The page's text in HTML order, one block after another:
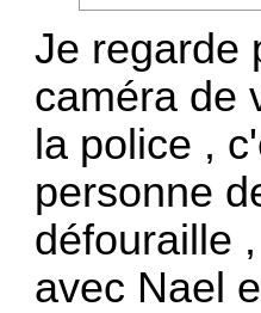
Je regarde
caméra de
la police ,
personne
défouraille
avec Nael